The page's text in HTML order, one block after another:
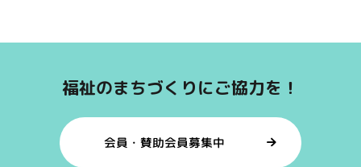
福祉のまちづくりにご協力を！
会員・賛助会員募集中